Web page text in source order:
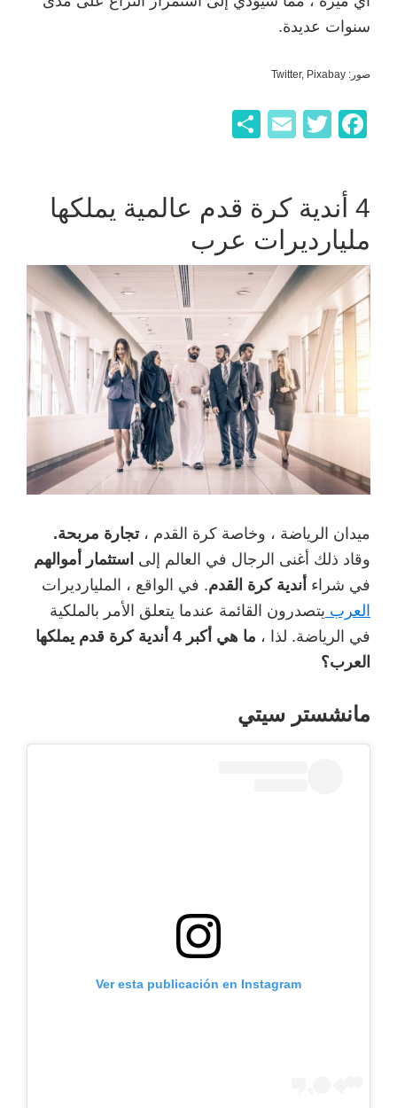
سنوات عديدة.
صور: Twitter, Pixabay
F
e
b
o
o
k
T
er
E
4 أندية كرة قدم عالمية يملكها
مليارديرات عرب
ميدان الرياضة ، وخاصة كرة القدم ، تجارة مربحة.
وقاد ذلك أغنى الرجال في العالم إلى استثمار أموالهم
في شراء أندية كرة القدم. في الواقع ، المليارديرات
العرب يتصدرون القائمة عندما يتعلق الأمر بالملكية
في الرياضة. لذا ،
ما هي أكبر 4 أندية كرة قدم يملكها
العرب؟
مانشستر سيتي
Ver esta publicación en Instagram